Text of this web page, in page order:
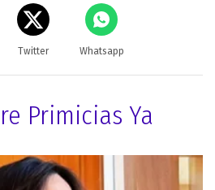
Twitter Whatsapp
Primicias Ya